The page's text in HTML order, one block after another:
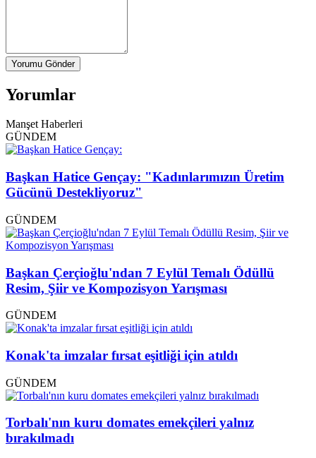
Yorumu Gönder
Yorumlar
Manşet Haberleri
GÜNDEM
Başkan Hatice Gençay: "Kadınlarımızın Üretim
Gücünü Destekliyoruz"
GÜNDEM
Başkan Çerçioğlu'ndan 7 Eylül Temalı Ödüllü
Resim, Şiir ve Kompozisyon Yarışması
GÜNDEM
Konak'ta imzalar fırsat eşitliği için atıldı
GÜNDEM
Torbalı'nın kuru domates emekçileri yalnız
bırakılmadı